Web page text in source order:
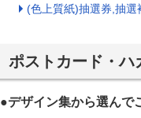
(色上質紙)抽選券,抽
ポストカード・ハ
●デザイン集から選ん